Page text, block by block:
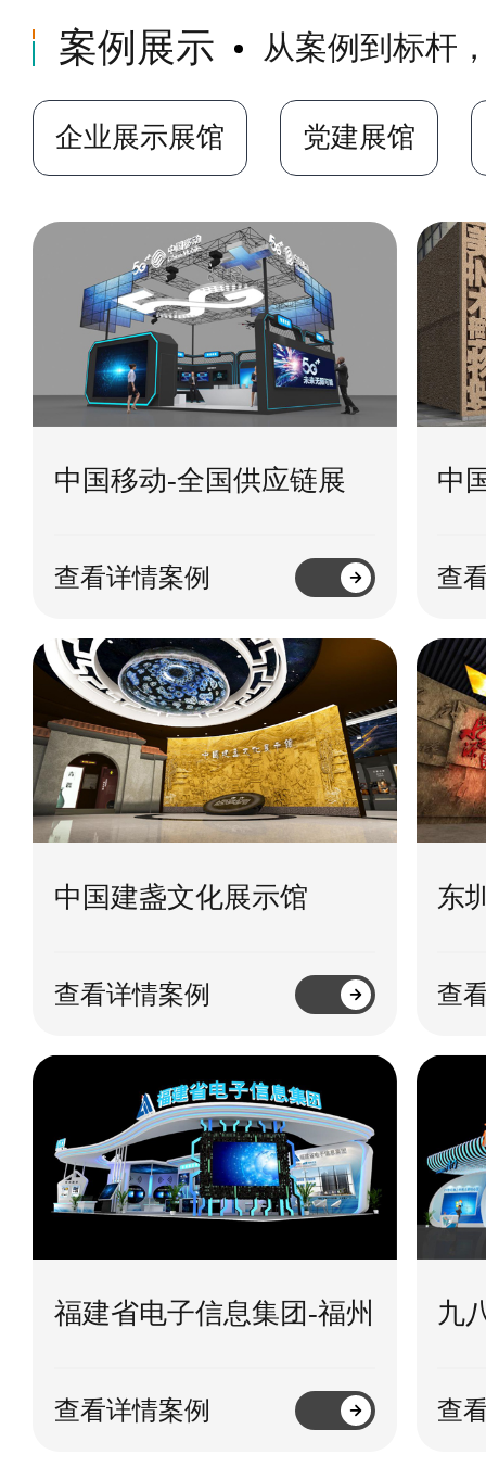
案例展示 从案例到标杆
企业展示展馆 党建展馆
中国移动-全国供应链展
查看详情案例
中
查
中国建盏文化展示馆
查看详情案例
东
查
福建省电子信息集团-福州
查看详情案例
九
查